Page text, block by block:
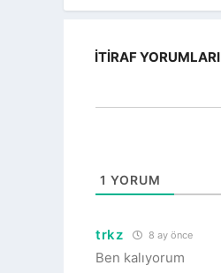
İTIRAF YORUMLARI
1 YORUM
trkz 8 ay önce
Ben kalıyorum